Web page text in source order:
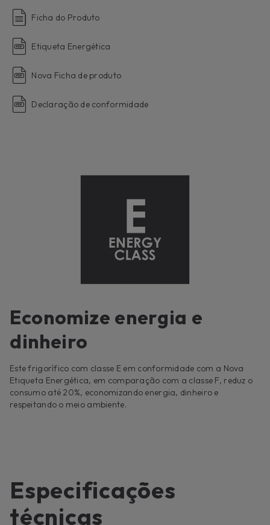
Ficha do Produto
Etiqueta Energética
Nova Ficha de produto
Declaração de conformidade
Economize energia e
dinheiro
Este frigorífico com classe E em conformidade com a Nova
Etiqueta Energética, em comparação com a classe F, reduz o
consumo até 20%, economizando energia, dinheiro e
respeitando o meio ambiente.
Especificações
técnicas